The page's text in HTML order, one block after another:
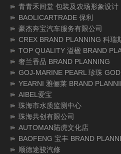
青青禾间堂 包装及农场形象设计
BAOLICARTRADE 保利
豪杰奔宝汽车服务有限公司
CREX BRAND PLANNING 科瑞
TOP QUALITY 溢楹 BRAND
奢兰香品 BRAND PLANNING
GOJ-MARINE PEARL 珍珠
YEARNI 雅俪莱 BRAND
AIBEL爱宝
珠海市水质监测中心
珠海共创有限公司
AUTOMAN陆虎文化店
BAOFENG 宝丰 BRAND
顺德途骏汽修